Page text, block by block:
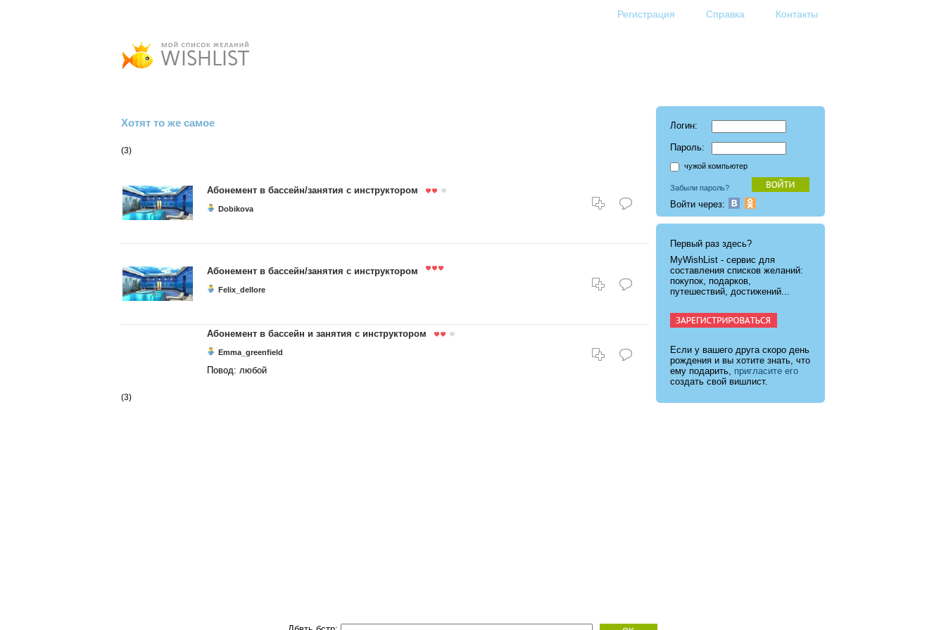
Регистрация Справка Контакты
Хотят то же самое
(3)
Абонемент в бассейн/занятия с инструктором
Dobikova
Абонемент в бассейн/занятия с инструктором
Felix_dellore
Абонемент в бассейн и занятия с инструктором
Emma_greenfield
Повод: любой
(3)
Логин:
Пароль:
чужой компьютер
Забыли пароль?
Войти через:
Первый раз здесь?
MyWishList - cервис для
составления списков желаний:
покупок, подарков,
путешествий, достижений...
Если у вашего друга скоро день
рождения и вы хотите знать, что
ему подарить, пригласите его
создать свой вишлист.